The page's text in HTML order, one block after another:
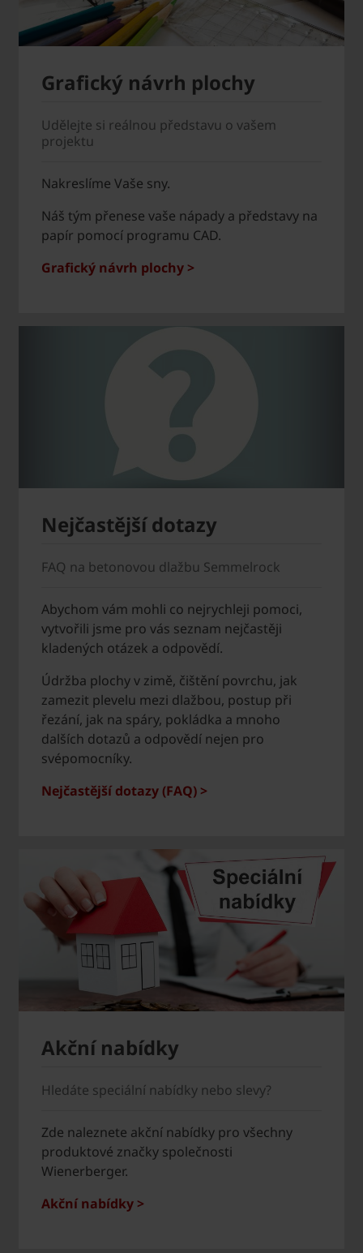
Grafický návrh plochy
Udělejte si reálnou představu o vašem
projektu
Nakreslíme Vaše sny.
Náš tým přenese vaše nápady a představy na
papír pomocí programu CAD.
Grafický návrh plochy >
Nejčastější dotazy
FAQ na betonovou dlažbu Semmelrock
Abychom vám mohli co nejrychleji pomoci,
vytvořili jsme pro vás seznam nejčastěji
kladených otázek a odpovědí.
Údržba plochy v zimě, čištění povrchu, jak
zamezit plevelu mezi dlažbou, postup při
řezání, jak na spáry, pokládka a mnoho
dalších dotazů a odpovědí nejen pro
svépomocníky.
Nejčastější dotazy (FAQ) >
Akční nabídky
Hledáte speciální nabídky nebo slevy?
Zde naleznete akční nabídky pro všechny
produktové značky společnosti
Wienerberger.
Akční nabídky >